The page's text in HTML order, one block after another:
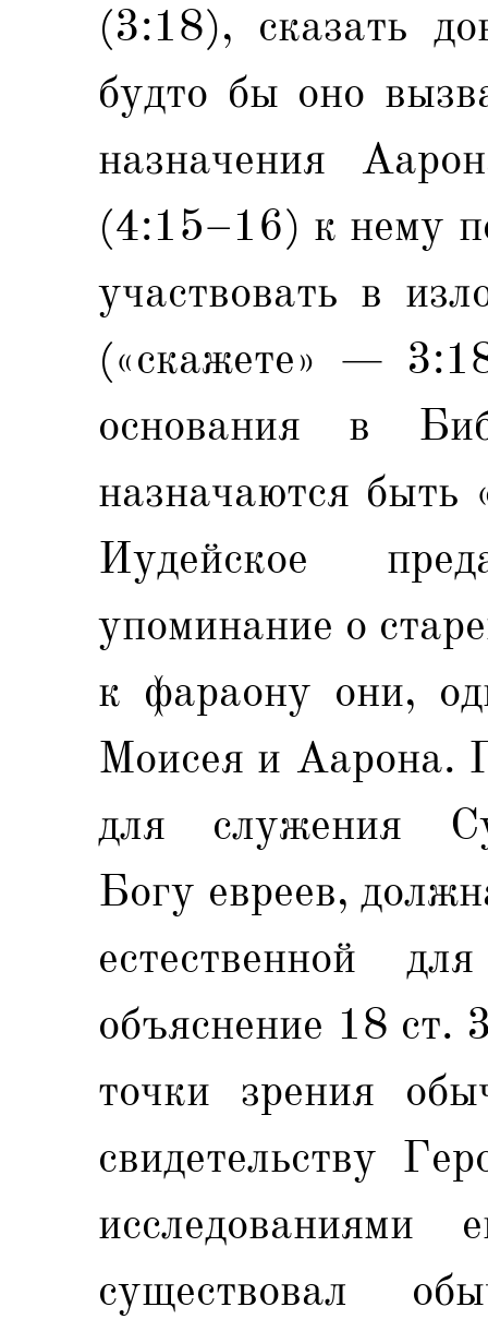
(3:18), сказать
будто бы оно
назначения
(4:15–16) к нему
участвовать в
(«скажете» —
основания в
назначаются
Иудейское
упоминание о
к фараону они,
Моисея и Аарона.
для служения
Богу евреев,
естественной
объяснение 18 ст.
точки зрения
свидетельству
исследованиями
существовал